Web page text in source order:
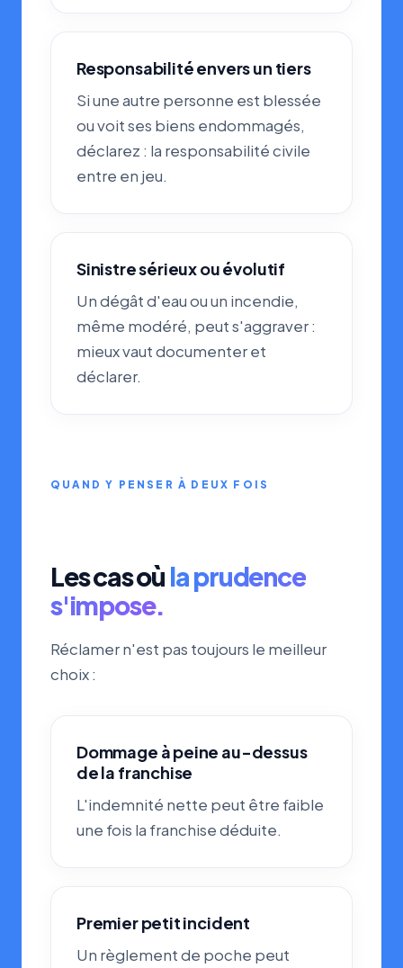
Responsabilité envers un tiers
Si une autre personne est blessée
ou voit ses biens endommagés,
déclarez : la responsabilité civile
entre en jeu.
Sinistre sérieux ou évolutif
Un dégât d'eau ou un incendie,
même modéré, peut s'aggraver :
mieux vaut documenter et
déclarer.
QUAND Y PENSER À DEUX FOIS
Les cas où la prudence
s'impose.
Réclamer n'est pas toujours le meilleur
choix :
Dommage à peine au-dessus
de la franchise
L'indemnité nette peut être faible
une fois la franchise déduite.
Premier petit incident
Un règlement de poche peut